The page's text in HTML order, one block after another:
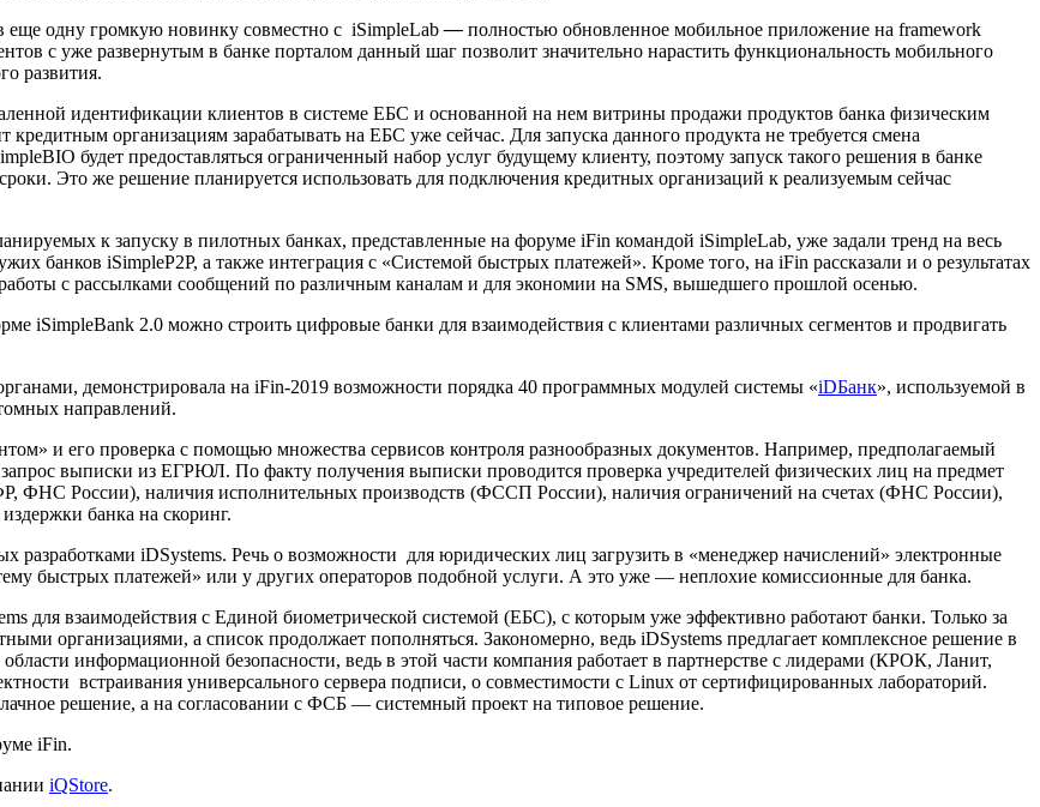
еще одну громкую новинку совместно с iSimpleLab— полностью обновленное мобильное приложение на framework
с уже развернутым в банке порталом данный шаг позволит значительно нарастить функциональность мобильного
развития.
идентификации клиентов в системе ЕБС и основанной на нем витрины продажи продуктов банка физическим
организациям зарабатывать на ЕБС уже сейчас. Для запуска данного продукта не требуется смена
будет предоставляться ограниченный набор услуг будущему клиенту, поэтому запуск такого решения в банке
Это же решение планируется использовать для подключения кредитных организаций к реализуемым сейчас
к запуску в пилотных банках, представленные на форуме iFin командой iSimpleLab, уже задали тренд на весь
банков iSimpleP2P, а также интеграция с «Системой быстрых платежей». Кроме того, на iFin рассказали и о результатах
с рассылками сообщений по различным каналам и для экономии на SMS, вышедшего прошлой осенью.
iSimpleBank 2.0 можно строить цифровые банки для взаимодействия с клиентами различных сегментов и продвигать
демонстрировала на iFin-2019 возможности порядка 40 программных модулей системы «iDБанк», используемой в
направлений.
и его проверка с помощью множества сервисов контроля разнообразных документов. Например, предполагаемый
выписки из ЕГРЮЛ. По факту получения выписки проводится проверка учредителей физических лиц на предмет
ФНС России), наличия исполнительных производств (ФССП России), наличия ограничений на счетах (ФНС России),
банка на скоринг.
разработками iDSystems. Речь о возможности для юридических лиц загрузить в «менеджер начислений» электронные
быстрых платежей» или у других операторов подобной услуги. А это уже — неплохие комиссионные для банка.
для взаимодействия с Единой биометрической системой (ЕБС), с которым уже эффективно работают банки. Только за
организациями, а список продолжает пополняться. Закономерно, ведь iDSystems предлагает комплексное решение в
информационной безопасности, ведь в этой части компания работает в партнерстве с лидерами (КРОК, Ланит,
встраивания универсального сервера подписи, о совместимости с Linux от сертифицированных лабораторий.
решение, а на согласовании с ФСБ — системный проект на типовое решение.
iFin.
iQStore.